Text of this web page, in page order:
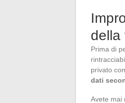
della
Prima di
privato
dati
Avete mai